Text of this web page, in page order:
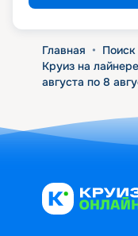
Главная • Поиск
Круиз на
августа по 8